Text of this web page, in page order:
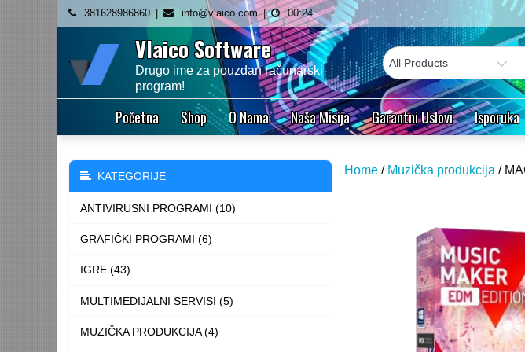
Skip
content
381628986860 info@vlaico.com 00:24
Vlaico Software
Drugo ime za pouzdan računarski
program!
Početna Shop O Nama Naša Misija Garantni Uslovi Isporuka
Home / Muzička produkcija /
KATEGORIJE
ANTIVIRUSNI PROGRAMI (10)
GRAFIČKI PROGRAMI (6)
IGRE (43)
MULTIMEDIJALNI SERVISI (5)
MUZIČKA PRODUKCIJA (4)